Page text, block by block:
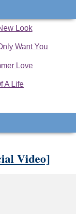
Look
Want You
Love
A Life
Video]